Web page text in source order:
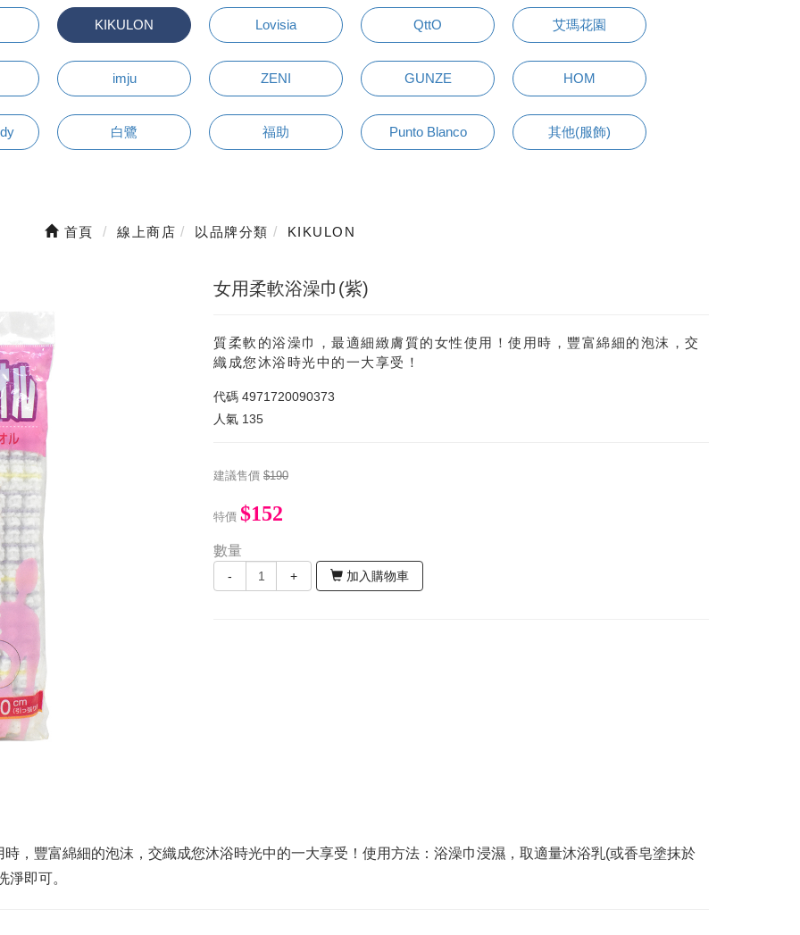
KIKULON Lovisia QttO 艾瑪花園
imju ZENI GUNZE HOM
白鷺 福助 Punto Blanco 其他(服飾)
首頁 線上商店 以品牌分類 KIKULON
女用柔軟浴澡巾(紫)
質柔軟的浴澡巾，最適細緻膚質的女性使用！使用時，豐富綿細的泡沫，交
織成您沐浴時光中的一大享受！
代碼 4971720090373
人氣 135
建議售價 $190
特價 $152
數量
- + 加入購物車
，豐富綿細的泡沫，交織成您沐浴時光中的一大享受！使用方法：浴澡巾浸濕，取適量沐浴乳(或香皂塗抹於
即可。